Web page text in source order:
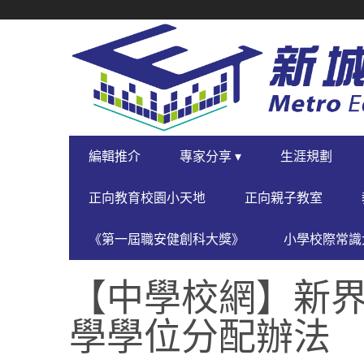
NAVIGATION
PRIMARY
NAVIGATION
編輯推介 專家分享 ▾ 生涯規劃
正向教育校園小天地 正向親子教室
《第一屆職安健創科大獎》 小學校際常
【中學校網】新
學學位分配辦法